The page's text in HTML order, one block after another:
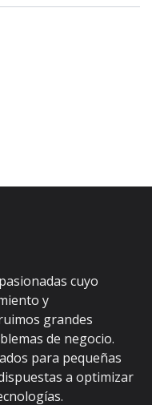
cuyo
y
grandes
de negocio.
para pequeñas
a optimizar